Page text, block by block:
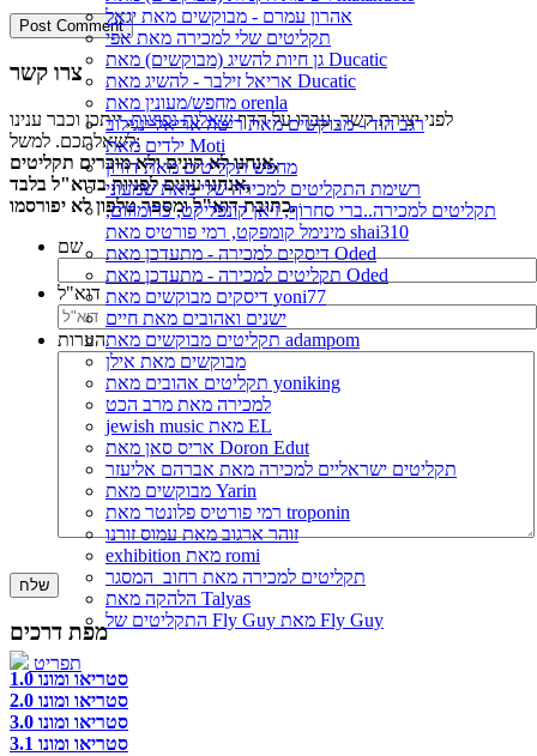
אהרון עמרם - מבוקשים מאת יגאל
תקליטים שלי למכירה מאת אפי
גן חיות להשיג (מבוקשים) מאת Ducatic
אריאל זילבר - להשיג מאת Ducatic
מחפש/מעונין מאת orenla
רגב הוד - מבוקשים מאת ריטה אריאל ינגילוב
ילדים מאת Moti
מחפש תקליטים מאת דורון
רשימת התקליטים למכירה שלי מאת שמעוני
תקליטים למכירה..ברי סחרוֹף, ז׳אן קונפליקט, כרומוזום,
מינימל קומפקט, רמי פורטיס מאת shai310
דיסקים למכירה - מתעדכן מאת Oded
תקליטים למכירה - מתעדכן מאת Oded
דיסקים מבוקשים מאת yoni77
ישנים ואהובים מאת חיים
תקליטים מבוקשים מאת adampom
מבוקשים מאת אילן
תקליטים אהובים מאת yoniking
למכירה מאת מרב הכט
jewish music מאת EL
אריס סאן מאת Doron Edut
תקליטים ישראליים למכירה מאת אברהם אליעזר
מבוקשים מאת Yarin
רמי פורטיס פלונטר מאת troponin
זוהר ארגוב מאת עמוס זורנו
exhibition מאת romi
תקליטים למכירה מאת רחוב_המסגר
הלהקה מאת Talyas
התקליטים של Fly Guy מאת Fly Guy
תפריט
צרו קשר
לפני יצירת קשר, עברו על הדףשאלות נפוצות, ייתכן וכבר ענינו
לשאלתכם. למשל:
אנחנו לא קונים ולא מוכרים תקליטים,
אנחנו עונים לפניות בדוא"ל בלבד,
כתובת דוא"ל ומספר טלפון לא יפורסמו.
שם
דוא"ל
הערות
שלח
מפת דרכים
סטריאו ומונו 1.0
סטריאו ומונו 2.0
סטריאו ומונו 3.0
סטריאו ומונו 3.1